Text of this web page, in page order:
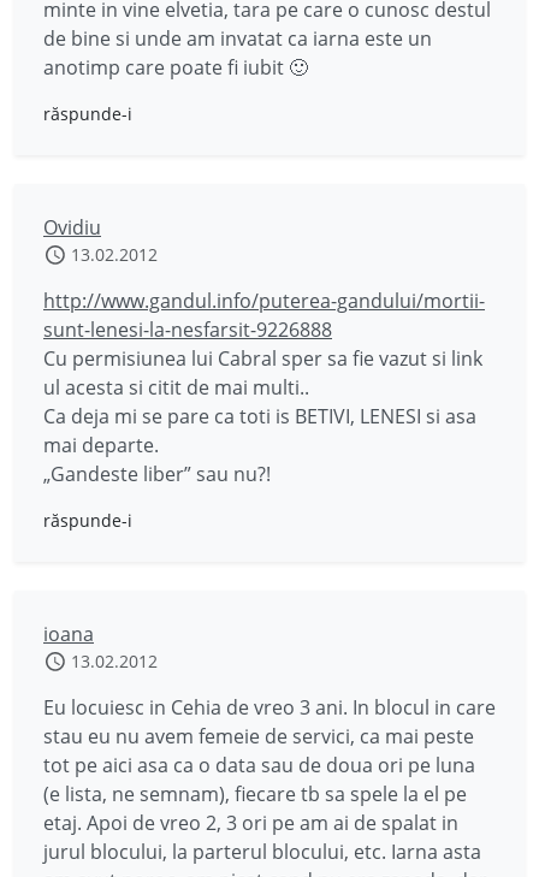
minte in vine elvetia, tara pe care o cunosc destul
de bine si unde am invatat ca iarna este un
anotimp care poate fi iubit 🙂
răspunde-i
Ovidiu
13.02.2012
http://www.gandul.info/puterea-gandului/mortii-
sunt-lenesi-la-nesfarsit-9226888
Cu permisiunea lui Cabral sper sa fie vazut si link
ul acesta si citit de mai multi..
Ca deja mi se pare ca toti is BETIVI, LENESI si asa
mai departe.
„Gandeste liber” sau nu?!
răspunde-i
ioana
13.02.2012
Eu locuiesc in Cehia de vreo 3 ani. In blocul in care
stau eu nu avem femeie de servici, ca mai peste
tot pe aici asa ca o data sau de doua ori pe luna
(e lista, ne semnam), fiecare tb sa spele la el pe
etaj. Apoi de vreo 2, 3 ori pe am ai de spalat in
jurul blocului, la parterul blocului, etc. Iarna asta